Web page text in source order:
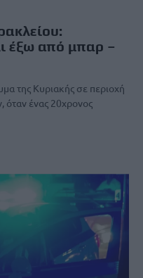
έξω από μπαρ –
της Κυριακής σε περιοχή
ένας 20χρονος